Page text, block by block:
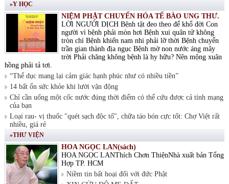
»Y HỌC
NIỆM PHẬT CHUYỂN HÓA TẾ BÀO UNG THƯ.
LỜI NGƯỜI DỊCH Bệnh tật đeo theo để khổ đời Con
người vì bệnh phải mòn hơi Bệnh xui quân tử không
tròn chí Bệnh khiến nam nhi phải lỡ thời Bệnh chuyển
trần gian thành địa ngục Bệnh mờ non nước áng mây
trời Phải chăng không bệnh là hy hữu? Nên mộng xuân
hồng phải tả tơi.
“Thể dục mang lại cảm giác hạnh phúc như có nhiều tiền”
14 bất ổn sức khỏe khi lười vận động
Chỉ cần uống một cốc nước đúng thời điểm có thể cứu được cả tính mạng
của bạn
Loại rau- vị thuốc "quét sạch độc tố", chữa táo bón cực tốt: Chợ Việt rất
nhiều, giá rẻ
»THƯ VIỆN
HOA NGỌC LAN(sách)
HOA NGỌC LANThích Chơn ThiệnNhà xuất bản Tổng
Hợp TP. HCM
Niềm tin bất hoại đối với đức Phật